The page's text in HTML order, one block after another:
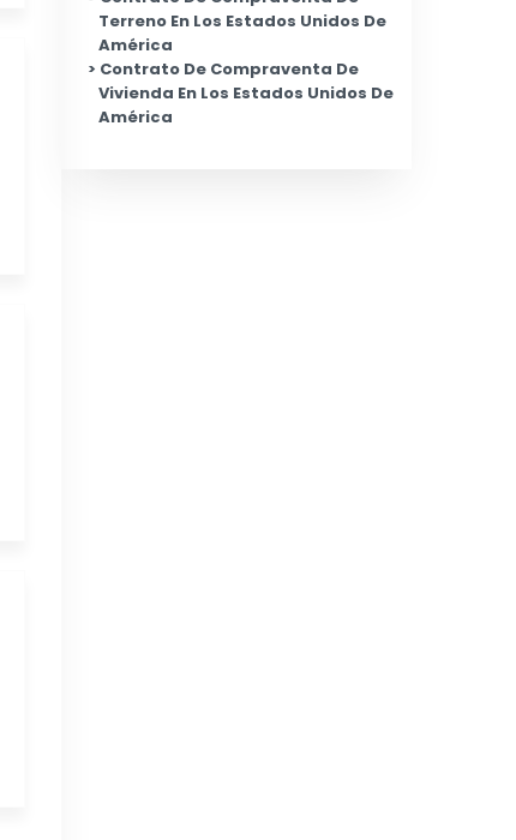
Terreno En Los Estados Unidos De
América
Contrato De Compraventa De
Vivienda En Los Estados Unidos De
América